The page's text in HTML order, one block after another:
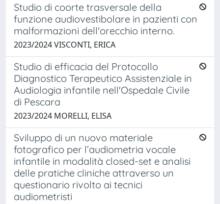
Studio di coorte trasversale della
funzione audiovestibolare in pazienti con
malformazioni dell'orecchio interno.
2023/2024 VISCONTI, ERICA
Studio di efficacia del Protocollo
Diagnostico Terapeutico Assistenziale in
Audiologia infantile nell'Ospedale Civile
di Pescara
2023/2024 MORELLI, ELISA
Sviluppo di un nuovo materiale
fotografico per l’audiometria vocale
infantile in modalità closed-set e analisi
delle pratiche cliniche attraverso un
questionario rivolto ai tecnici
audiometristi